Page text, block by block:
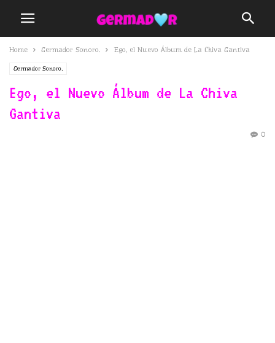
Home Germador Sonoro. Ego, el Nuevo Álbum de La Chiva Gantiva
Germador Sonoro.
Ego, el Nuevo Álbum de La Chiva
Gantiva
0